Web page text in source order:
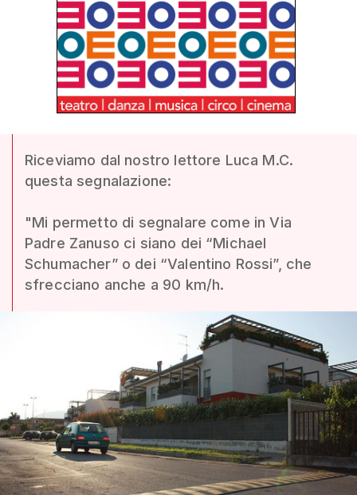
Riceviamo dal nostro lettore Luca M.C.
questa segnalazione:
"Mi permetto di segnalare come in Via
Padre Zanuso ci siano dei “Michael
Schumacher” o dei “Valentino Rossi”, che
sfrecciano anche a 90 km/h.